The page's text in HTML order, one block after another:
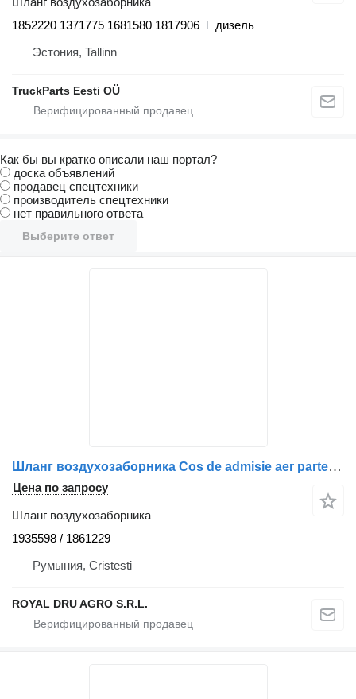
1852220 1371775 1681580 1817906
дизель
Эстония, Tallinn
TruckParts Eesti OÜ
Как бы вы кратко описали наш портал?
доска объявлений
продавец спецтехники
производитель спецтехники
нет правильного ответа
Выберите ответ
Шланг воздухозаборника Cos de admisie aer partea superioară 1935598 для грузовика DAF
Цена по запросу
Шланг воздухозаборника
1935598 / 1861229
Румыния, Cristesti
ROYAL DRU AGRO S.R.L.